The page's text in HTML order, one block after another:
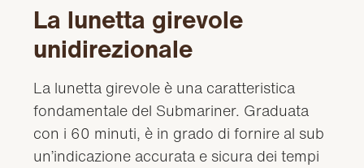
La lunetta girevole
unidirezionale
La lunetta girevole è una caratteristica
fondamentale del Submariner. Graduata
con i 60 minuti, è in grado di fornire al sub
un’indicazione accurata e sicura dei tempi